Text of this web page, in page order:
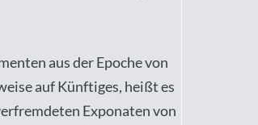
aus der Epoche von
auf Künftiges, heißt es
Exponaten von